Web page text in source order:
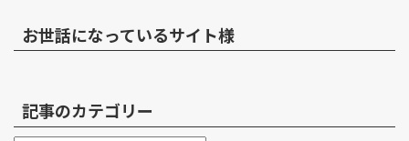
お世話になっているサイト様
記事のカテゴリー